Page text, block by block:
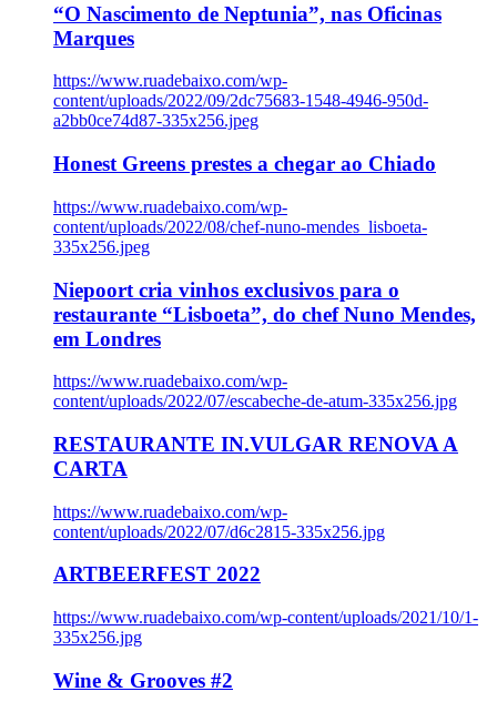
“O Nascimento de Neptunia”, nas Oficinas
Marques
https://www.ruadebaixo.com/wp-
content/uploads/2022/09/2dc75683-1548-4946-950d-
a2bb0ce74d87-335x256.jpeg
Honest Greens prestes a chegar ao Chiado
https://www.ruadebaixo.com/wp-
content/uploads/2022/08/chef-nuno-mendes_lisboeta-
335x256.jpeg
Niepoort cria vinhos exclusivos para o
restaurante “Lisboeta”, do chef Nuno Mendes,
em Londres
https://www.ruadebaixo.com/wp-
content/uploads/2022/07/escabeche-de-atum-335x256.jpg
RESTAURANTE IN.VULGAR RENOVA A
CARTA
https://www.ruadebaixo.com/wp-
content/uploads/2022/07/d6c2815-335x256.jpg
ARTBEERFEST 2022
https://www.ruadebaixo.com/wp-content/uploads/2021/10/1-
335x256.jpg
Wine & Grooves #2